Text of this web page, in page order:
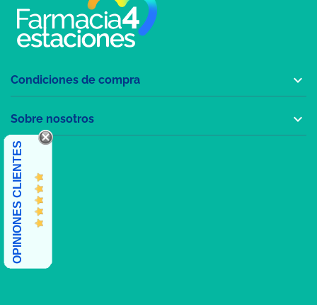
Condiciones de compra 
Sobre nosotros 
OPINIONES CLIENTES